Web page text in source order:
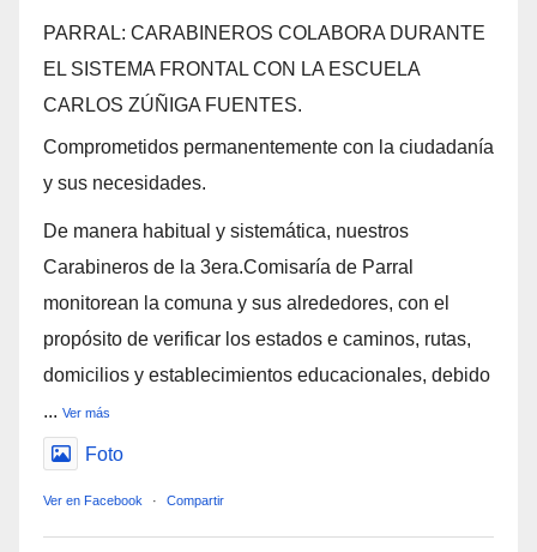
PARRAL: CARABINEROS COLABORA DURANTE
EL SISTEMA FRONTAL CON LA ESCUELA
CARLOS ZÚÑIGA FUENTES.
Comprometidos permanentemente con la ciudadanía
y sus necesidades.
De manera habitual y sistemática, nuestros
Carabineros de la 3era.Comisaría de Parral
monitorean la comuna y sus alrededores, con el
propósito de verificar los estados e caminos, rutas,
domicilios y establecimientos educacionales, debido
... Ver más
Foto
Ver en Facebook · Compartir